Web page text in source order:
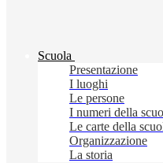
Scuola
Presentazione
I luoghi
Le persone
I numeri della
Le carte della
Organizzazione
La storia